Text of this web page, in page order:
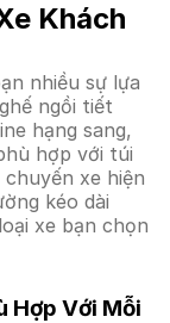
Khách
nhiều sự lựa
ngồi tiết
hạng sang,
hợp với túi
xe hiện
kéo dài
xe bạn chọn
Hợp Với Mỗi